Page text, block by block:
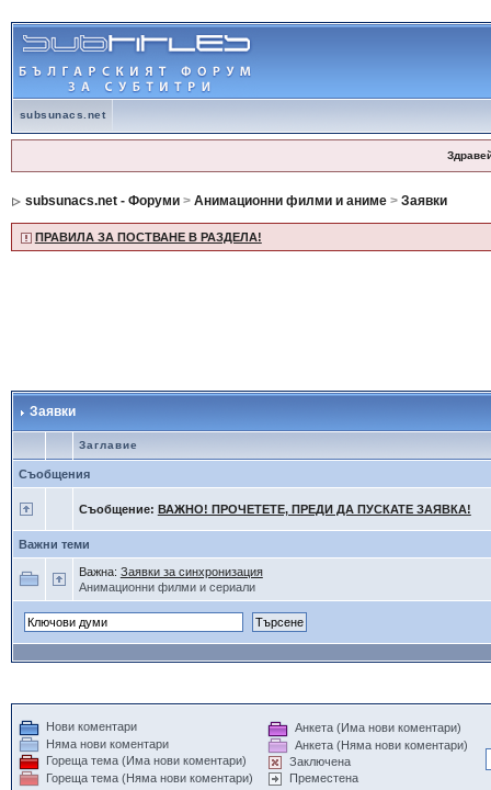
subsunacs.net
subsunacs.net - Форуми> Анимационни филми и аниме> Заявки
ПРАВИЛА ЗА ПОСТВАНЕ В РАЗДЕЛА!
Заявки
Заглавие
Съобщения
Съобщение: ВАЖНО! ПРОЧЕТЕТЕ, ПРЕДИ ДА ПУСКАТЕ ЗАЯВКА!
Важни теми
Важна: Заявки за синхронизация
Анимационни филми и сериали
Нови коментари
Няма нови коментари
Гореща тема (Има нови коментари)
Гореща тема (Няма нови коментари)
Анкета (Има нови коментари)
Анкета (Няма нови коментари)
Заключена
Преместена